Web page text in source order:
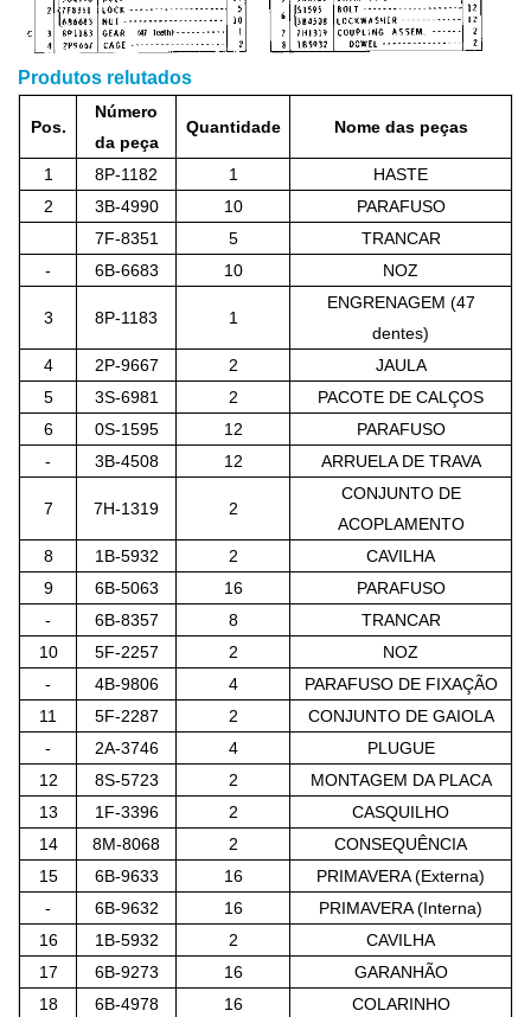
Produtos relutados
Pos.
Número
da peça
Quantidade Nome das peças
1 8P-1182 1
HASTE
2
3B-4990 10
PARAFUSO
7F-8351
5
TRANCAR
-
6B-6683 10 NOZ
3 8P-1183 1
ENGRENAGEM (47
dentes)
4
2P-9667 2
JAULA
5
3S-6981 2
PACOTE DE CALÇOS
6
0S-1595 12
PARAFUSO
-
3B-4508 12 ARRUELA DE TRAVA
7 7H-1319 2
CONJUNTO DE
ACOPLAMENTO
8
1B-5932 2
CAVILHA
9
6B-5063 16
PARAFUSO
-
6B-8357 8
TRANCAR
10
5F-2257 2
NOZ
-
4B-9806 4
PARAFUSO DE FIXAÇÃO
11
5F-2287 2
CONJUNTO DE GAIOLA
-
2A-3746 4
PLUGUE
12
8S-5723 2
MONTAGEM DA PLACA
13
1F-3396 2
CASQUILHO
14
8M-8068 2
CONSEQUÊNCIA
15
6B-9633 16
PRIMAVERA (Externa)
-
6B-9632 16
PRIMAVERA (Interna)
16
1B-5932 2
CAVILHA
17
6B-9273 16
GARANHÃO
18
6B-4978 16 COLARINHO